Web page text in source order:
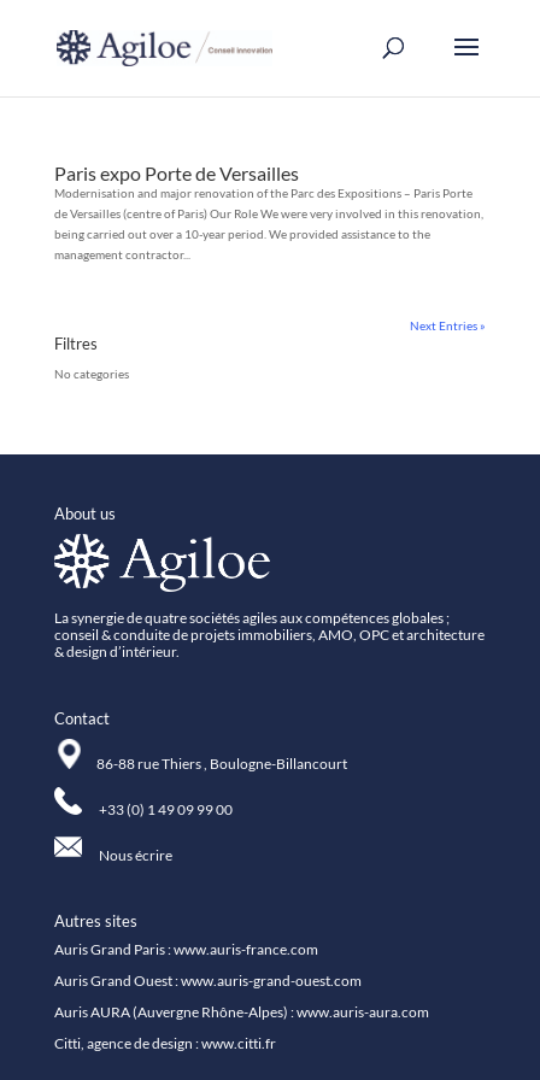
Paris expo Porte de Versailles
Modernisation and major renovation of the Parc des Expositions – Paris Porte
de Versailles (centre of Paris) Our Role We were very involved in this renovation,
being carried out over a 10-year period. We provided assistance to the
management contractor...
Next Entries »
Filtres
No categories
About us
La synergie de quatre sociétés agiles aux compétences globales ;
conseil & conduite de projets immobiliers, AMO, OPC et architecture
& design d’intérieur.
Contact
86-88 rue Thiers , Boulogne-Billancourt
+33 (0) 1 49 09 99 00
Nous écrire
Autres sites
Auris Grand Paris :www.auris-france.com
Auris Grand Ouest :www.auris-grand-ouest.com
Auris AURA (Auvergne Rhône-Alpes) :www.auris-aura.com
Citti, agence de design :www.citti.fr